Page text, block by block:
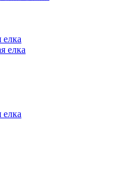
елка
елка
елка